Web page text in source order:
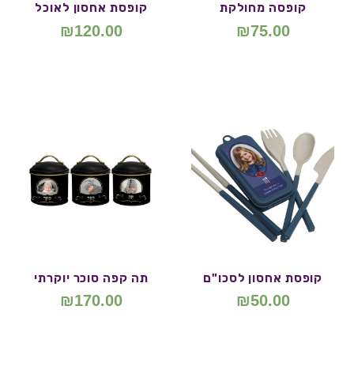
קופסה מחולקת
₪75.00
קופסת אחסון לאוכל
₪120.00
קופסת אחסון לסכו"ם
₪50.00
תה קפה סוכר יוקרתי
₪170.00